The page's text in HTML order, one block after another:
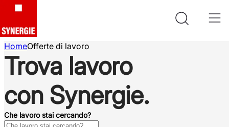
HomeOfferte di lavoro
Trova lavoro
con Synergie.
Che lavoro stai cercando?